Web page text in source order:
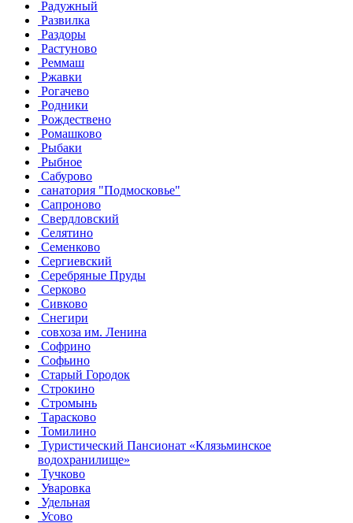
Радужный
Развилка
Раздоры
Растуново
Реммаш
Ржавки
Рогачево
Родники
Рождествено
Ромашково
Рыбаки
Рыбное
Сабурово
санатория "Подмосковье"
Сапроново
Свердловский
Селятино
Семенково
Сергиевский
Серебряные Пруды
Серково
Сивково
Снегири
совхоза им. Ленина
Софрино
Софьино
Старый Городок
Строкино
Стромынь
Тарасково
Томилино
Туристический Пансионат «Клязьминское
водохранилище»
Тучково
Уваровка
Удельная
Усово